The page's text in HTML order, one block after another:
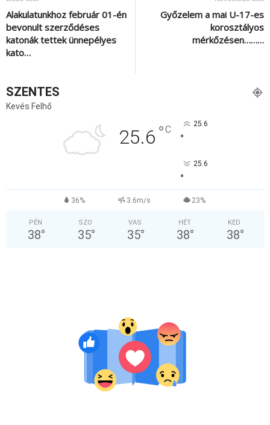
Alakulatunkhoz február 01-én
bevonult szerződéses
katonák tettek ünnepélyes
kato…
Győzelem a mai U-17-es
korosztályos
mérkőzésen………
SZENTES
Kevés Felhő
25.6 °C 25.6
°
25.6
°
36% 3.6m/s 23%
PÉN
38°
SZO
35°
VAS
35°
HÉT
38°
KED
38°